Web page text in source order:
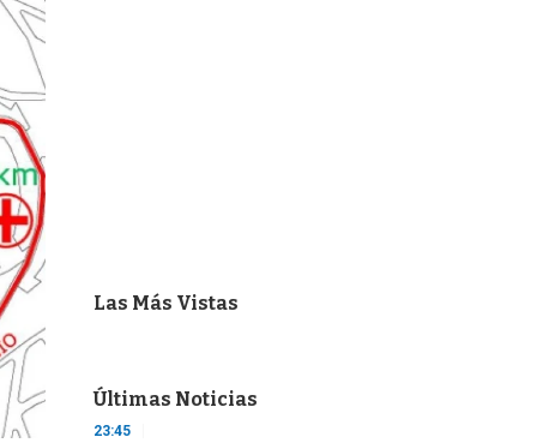
Las Más Vistas
Últimas Noticias
23:45